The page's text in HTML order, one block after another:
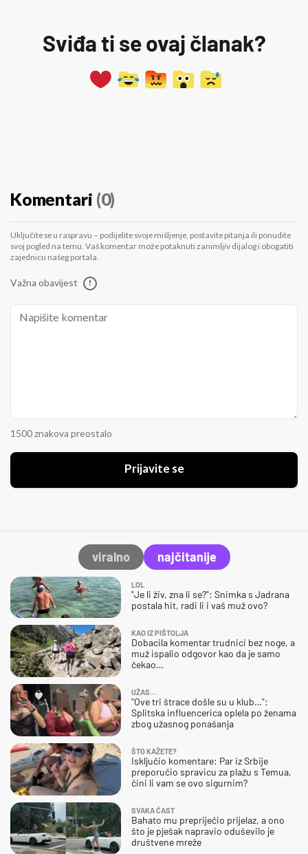
Sviđa ti se ovaj članak?
Komentari (0)
Uključite se u raspravu – podijelite svoje mišljenje, postavite pitanja ili ponudite
svoj pogled na temu. Vaš komentar može potaknuti zanimljiv dijalog i obogatiti
zajednicu našeg portala.
Važna obavijest !
1500 znakova preostalo
Prijavite se
viralno najčitanije
LOL
"Je li živ, zna li se?": Snimka s Jadrana
postala hit, radi li i vaš muž ovo?
KAO IZ PIŠTOLJA
Dobacila komentar trudnici bez noge, a
muž ispalio odgovor kao da je samo
čekao…
UŽAS…
"Ove tri štrace došle su u klub…":
Splitska influencerica oplela po ženama
zbog užasnog ponašanja
ŠTO KAŽETE?
Isključio komentare: Par iz Srbije
preporučio spravicu za plažu s Temua,
čini li vam se ovo sigurnim?
SVAKA ČAST
Bahato mu prepriječio prijelaz, a ono
što je pješak napravio oduševilo je
društvene mreže